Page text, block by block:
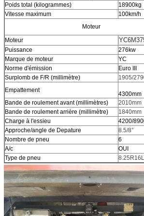
Poids total (kilogrammes)
18900kg
Vitesse maximum
100km/h
Moteur
Moteur
Puissance
276kw
Marque de moteur
YC
Norme d'émission
Euro III
Surplomb de F/R (millimètre)
1905/
Empattement
4300mm
Bande de roulement avant (millimètres)
2010mm
Bande de roulement arrière (millimètre)
1840mm
Charge à l'essieu
4200/
Approche/angle de Depature
8.5/8°
Nombre de pneu
6
A/c
OUI
Type de pneu